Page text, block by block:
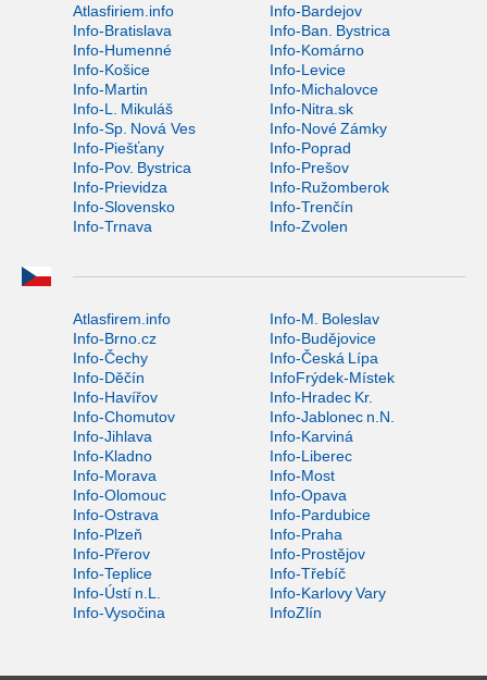
Atlasfiriem.info
Info-Bardejov
Info-Bratislava
Info-Ban. Bystrica
Info-Humenné
Info-Komárno
Info-Košice
Info-Levice
Info-Martin
Info-Michalovce
Info-L. Mikuláš
Info-Nitra.sk
Info-Sp. Nová Ves
Info-Nové Zámky
Info-Piešťany
Info-Poprad
Info-Pov. Bystrica
Info-Prešov
Info-Prievidza
Info-Ružomberok
Info-Slovensko
Info-Trenčín
Info-Trnava
Info-Zvolen
Atlasfirem.info
Info-M. Boleslav
Info-Brno.cz
Info-Budějovice
Info-Čechy
Info-Česká Lípa
Info-Děčín
InfoFrýdek-Místek
Info-Havířov
Info-Hradec Kr.
Info-Chomutov
Info-Jablonec n.N.
Info-Jihlava
Info-Karviná
Info-Kladno
Info-Liberec
Info-Morava
Info-Most
Info-Olomouc
Info-Opava
Info-Ostrava
Info-Pardubice
Info-Plzeň
Info-Praha
Info-Přerov
Info-Prostějov
Info-Teplice
Info-Třebíč
Info-Ústí n.L.
Info-Karlovy Vary
Info-Vysočina
InfoZlín